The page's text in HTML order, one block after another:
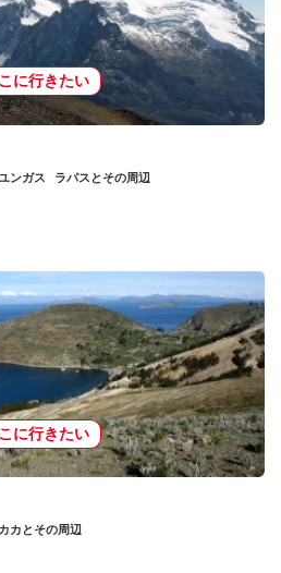
に行きたい
ンガス ラパスとその周辺
に行きたい
カとその周辺